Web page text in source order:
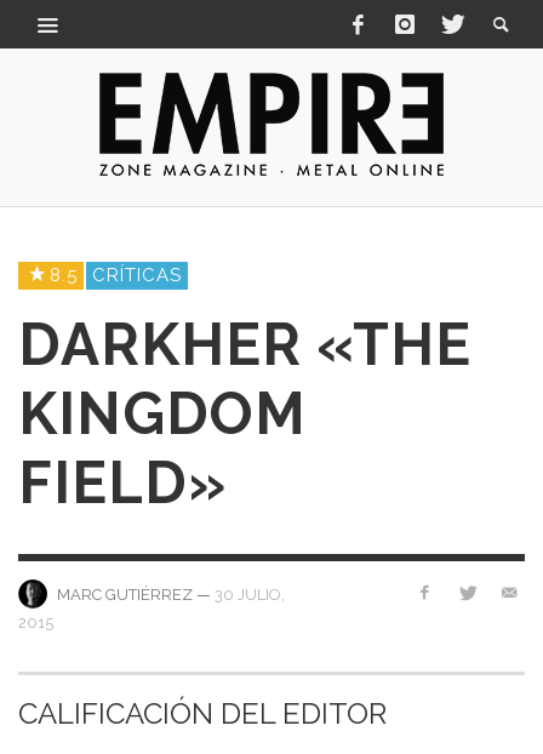
8.5 CRÍTICAS
DARKHER «THE
KINGDOM
FIELD»
MARC GUTIÉRREZ — 30 JULIO,
2015
CALIFICACIÓN DEL EDITOR